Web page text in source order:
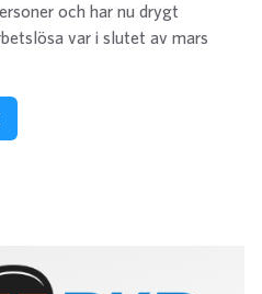
och har nu drygt
var i slutet av mars